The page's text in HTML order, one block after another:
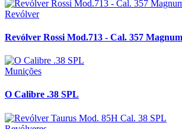
Revólver
Revólver Rossi Mod.713 - Cal. 357 Magnum
Munições
O Calibre .38 SPL